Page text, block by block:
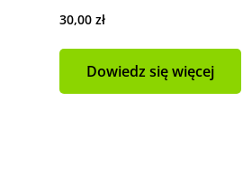
30,00 zł
Dowiedz się więcej